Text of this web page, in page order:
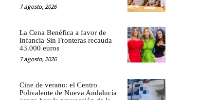
7 agosto, 2026
La Cena Benéfica a favor de
Infancia Sin Fronteras recauda
43.000 euros
7 agosto, 2026
Cine de verano: el Centro
Polivalente de Nueva Andalucía